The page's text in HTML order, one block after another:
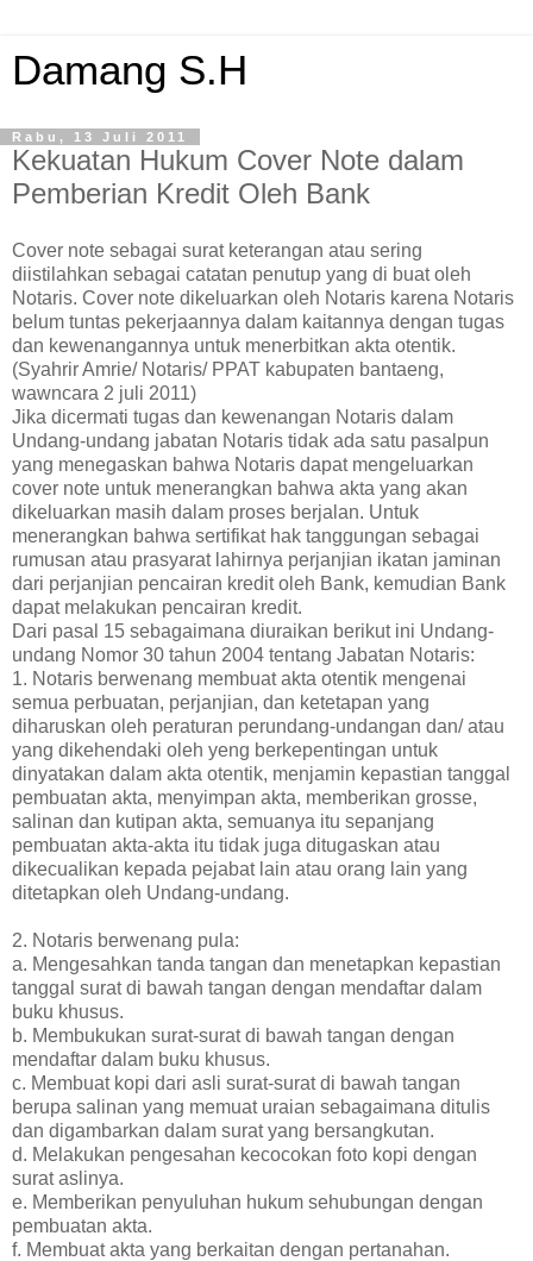
Damang S.H
Rabu, 13 Juli 2011
Kekuatan Hukum Cover Note dalam
Pemberian Kredit Oleh Bank
Cover note sebagai surat keterangan atau sering
diistilahkan sebagai catatan penutup yang di buat oleh
Notaris. Cover note dikeluarkan oleh Notaris karena Notaris
belum tuntas pekerjaannya dalam kaitannya dengan tugas
dan kewenangannya untuk menerbitkan akta otentik.
(Syahrir Amrie/ Notaris/ PPAT kabupaten bantaeng,
wawncara 2 juli 2011)
Jika dicermati tugas dan kewenangan Notaris dalam
Undang-undang jabatan Notaris tidak ada satu pasalpun
yang menegaskan bahwa Notaris dapat mengeluarkan
cover note untuk menerangkan bahwa akta yang akan
dikeluarkan masih dalam proses berjalan. Untuk
menerangkan bahwa sertifikat hak tanggungan sebagai
rumusan atau prasyarat lahirnya perjanjian ikatan jaminan
dari perjanjian pencairan kredit oleh Bank, kemudian Bank
dapat melakukan pencairan kredit.
Dari pasal 15 sebagaimana diuraikan berikut ini Undang-
undang Nomor 30 tahun 2004 tentang Jabatan Notaris:
1. Notaris berwenang membuat akta otentik mengenai
semua perbuatan, perjanjian, dan ketetapan yang
diharuskan oleh peraturan perundang-undangan dan/ atau
yang dikehendaki oleh yeng berkepentingan untuk
dinyatakan dalam akta otentik, menjamin kepastian tanggal
pembuatan akta, menyimpan akta, memberikan grosse,
salinan dan kutipan akta, semuanya itu sepanjang
pembuatan akta-akta itu tidak juga ditugaskan atau
dikecualikan kepada pejabat lain atau orang lain yang
ditetapkan oleh Undang-undang.
2. Notaris berwenang pula:
a. Mengesahkan tanda tangan dan menetapkan kepastian
tanggal surat di bawah tangan dengan mendaftar dalam
buku khusus.
b. Membukukan surat-surat di bawah tangan dengan
mendaftar dalam buku khusus.
c. Membuat kopi dari asli surat-surat di bawah tangan
berupa salinan yang memuat uraian sebagaimana ditulis
dan digambarkan dalam surat yang bersangkutan.
d. Melakukan pengesahan kecocokan foto kopi dengan
surat aslinya.
e. Memberikan penyuluhan hukum sehubungan dengan
pembuatan akta.
f. Membuat akta yang berkaitan dengan pertanahan.